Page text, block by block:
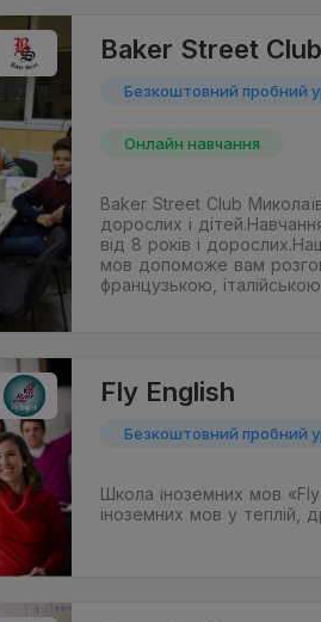
Baker Street Club
Безкоштовний пробний
Онлайн навчання
Baker Street Club
дорослих і
від 8 років і
мов допоможе вам
французькою,
Fly English
Безкоштовний пробний
Школа іноземних мов
іноземних мов у теплій,